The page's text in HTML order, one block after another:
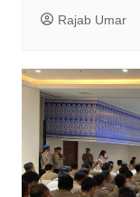
Rajab Umar